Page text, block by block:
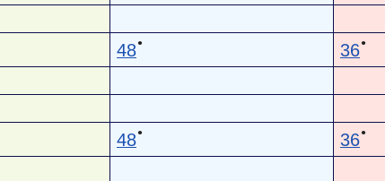
48● 36●
48● 36●